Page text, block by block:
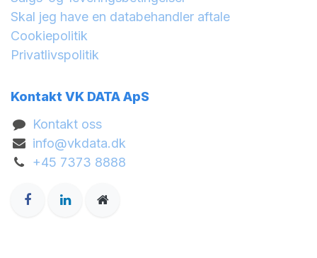
Skal jeg have en databehandler aftale
Cookiepolitik
Privatlivspolitik
Kontakt VK DATA ApS
Kontakt oss
info@vkdata.dk
+45 7373 8888